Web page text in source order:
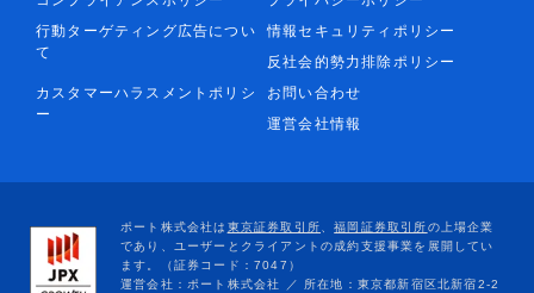
行動ターゲティング広告につい
て
情報セキュリティポリシー
反社会的勢力排除ポリシー
カスタマーハラスメントポリシ
ー
お問い合わせ
運営会社情報